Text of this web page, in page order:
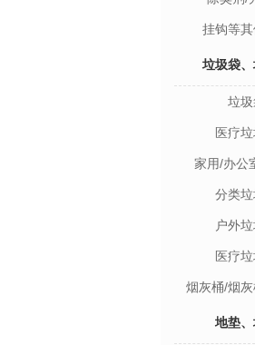
挂钩等
垃圾袋
垃
医疗
家用/办公
分类
户外
医疗
烟灰桶/烟
地垫